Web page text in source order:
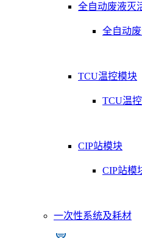
全自动废液灭
全自动
TCU温控模块
TCU温
CIP站模块
CIP站模
一次性系统及耗材